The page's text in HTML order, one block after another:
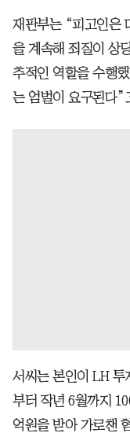
재판부는 “피고인은
을 계속해 죄질이 상
추적인 역할을 수행
는 엄벌이 요구된다”
서씨는 본인이 LH 투
부터 작년 6월까지
억원을 받아 가로챈